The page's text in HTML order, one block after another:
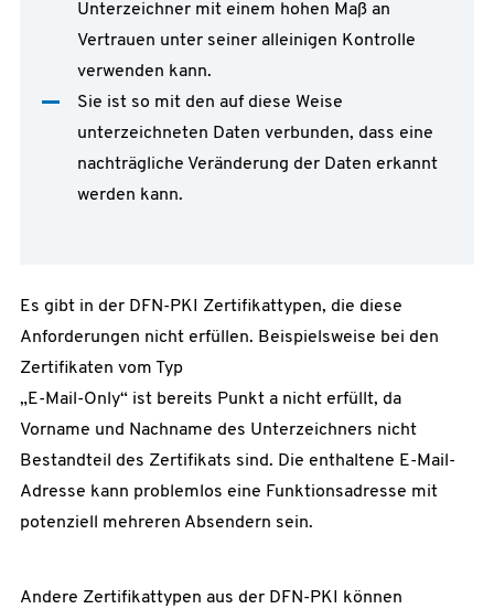
Unterzeichner mit einem hohen Maß an
Vertrauen unter seiner alleinigen Kontrolle
verwenden kann.
Sie ist so mit den auf diese Weise
unterzeichneten Daten verbunden, dass eine
nachträgliche Veränderung der Daten erkannt
werden kann.
Es gibt in der DFN-PKI Zertifikattypen, die diese
Anforderungen nicht erfüllen. Beispielsweise bei den
Zertifikaten vom Typ
„E-Mail-Only“ ist bereits Punkt a nicht erfüllt, da
Vorname und Nachname des Unterzeichners nicht
Bestandteil des Zertifikats sind. Die enthaltene E-Mail-
Adresse kann problemlos eine Funktionsadresse mit
potenziell mehreren Absendern sein.
Andere Zertifikattypen aus der DFN-PKI können